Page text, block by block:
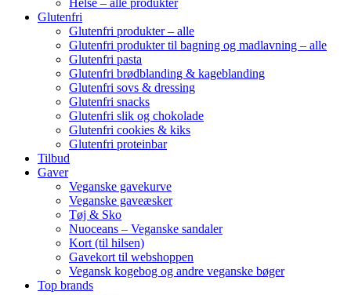
Helse – alle produkter
Glutenfri
Glutenfri produkter – alle
Glutenfri produkter til bagning og madlavning – alle
Glutenfri pasta
Glutenfri brødblanding & kageblanding
Glutenfri sovs & dressing
Glutenfri snacks
Glutenfri slik og chokolade
Glutenfri cookies & kiks
Glutenfri proteinbar
Tilbud
Gaver
Veganske gavekurve
Veganske gaveæsker
Tøj & Sko
Nuoceans – Veganske sandaler
Kort (til hilsen)
Gavekort til webshoppen
Vegansk kogebog og andre veganske bøger
Top brands